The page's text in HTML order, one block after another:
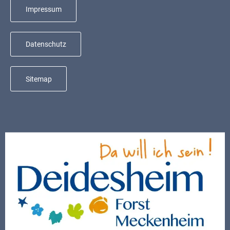
Wasser-
Abwasser
Defibrillatoren
Katastrophenschutz
Suche
bei
Social
Media
Sitemap
Impressum
Datenschutz
Sitemap